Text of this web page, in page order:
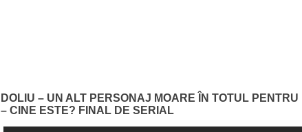
DOLIU – UN ALT PERSONAJ MOARE ÎN TOTUL PENTRU
– CINE ESTE? FINAL DE SERIAL